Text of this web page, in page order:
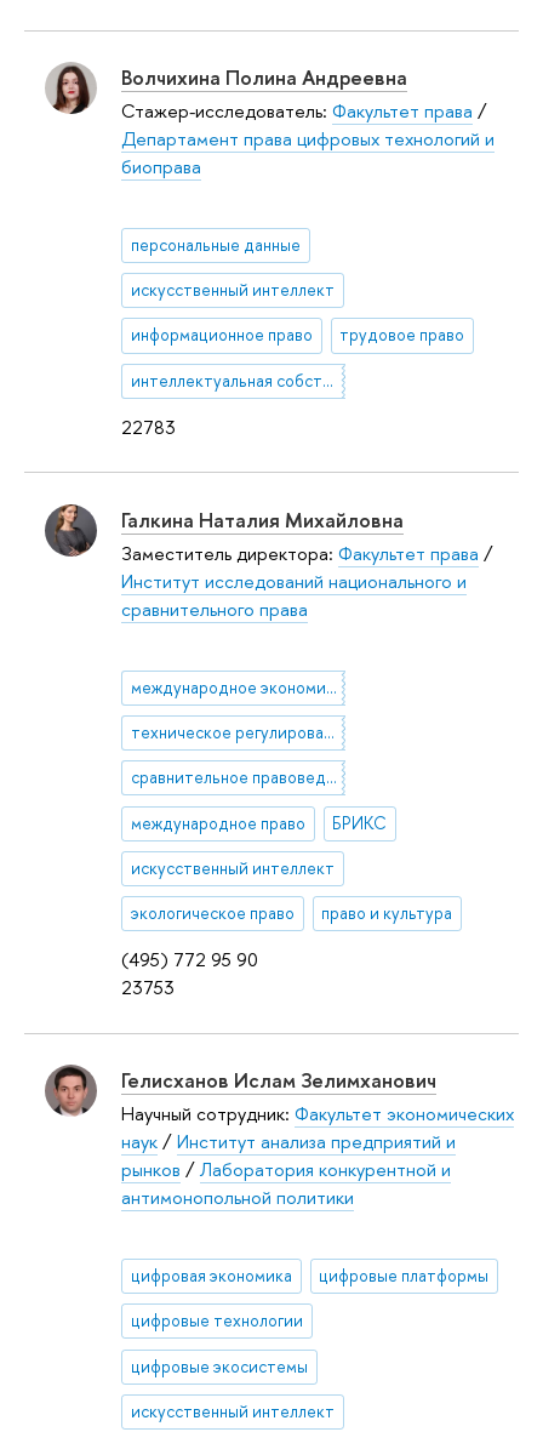
22783
Волчихина Полина Андреевна
Стажер-исследователь: Факультет права /
Департамент права цифровых технологий и
биоправа
персональные данные
искусственный интеллект
информационное право трудовое право
интеллектуальная собственность
(495) 772 95 90
23753
Галкина Наталия Михайловна
Заместитель директора: Факультет права /
Институт исследований национального и
сравнительного права
международное экономическое право
техническое регулирование
сравнительное правоведение
международное право БРИКС
искусственный интеллект
экологическое право право и культура
Гелисханов Ислам Зелимханович
Научный сотрудник: Факультет экономических
наук/Институт анализа предприятий и
рынков /Лаборатория конкурентной и
антимонопольной политики
цифровая экономика цифровые платформы
цифровые технологии
цифровые экосистемы
искусственный интеллект